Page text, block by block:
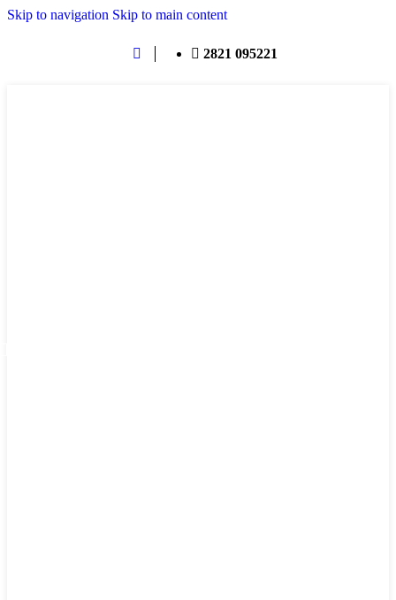
Skip to navigation Skip to main content
2821 095221